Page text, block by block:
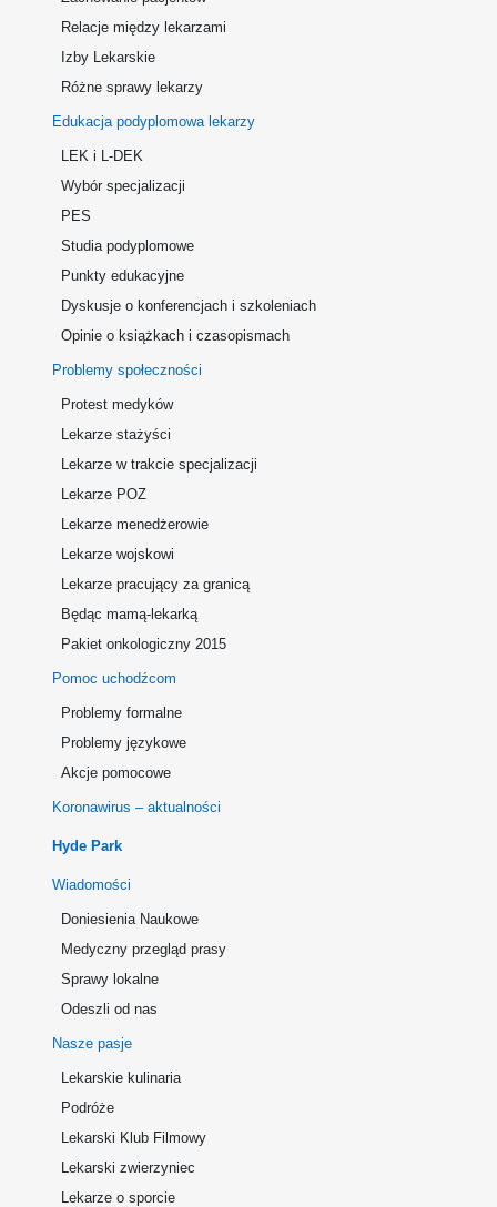
Relacje między lekarzami
Izby Lekarskie
Różne sprawy lekarzy
Edukacja podyplomowa lekarzy
LEK i L-DEK
Wybór specjalizacji
PES
Studia podyplomowe
Punkty edukacyjne
Dyskusje o konferencjach i szkoleniach
Opinie o książkach i czasopismach
Problemy społeczności
Protest medyków
Lekarze stażyści
Lekarze w trakcie specjalizacji
Lekarze POZ
Lekarze menedżerowie
Lekarze wojskowi
Lekarze pracujący za granicą
Będąc mamą-lekarką
Pakiet onkologiczny 2015
Pomoc uchodźcom
Problemy formalne
Problemy językowe
Akcje pomocowe
Koronawirus – aktualności
Hyde Park
Wiadomości
Doniesienia Naukowe
Medyczny przegląd prasy
Sprawy lokalne
Odeszli od nas
Nasze pasje
Lekarskie kulinaria
Podróże
Lekarski Klub Filmowy
Lekarski zwierzyniec
Lekarze o sporcie